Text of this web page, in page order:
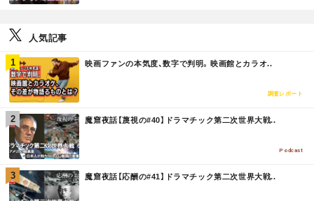
人気記事
映画ファンの本気度、数字で判明。映画館とカラオ..
調査レポート
M
O
魔窟夜話【蔑視の#40】ドラマチック第二次世界大戦..
Podcast
M
O
魔窟夜話【応酬の#41】ドラマチック第二次世界大戦..
M
O